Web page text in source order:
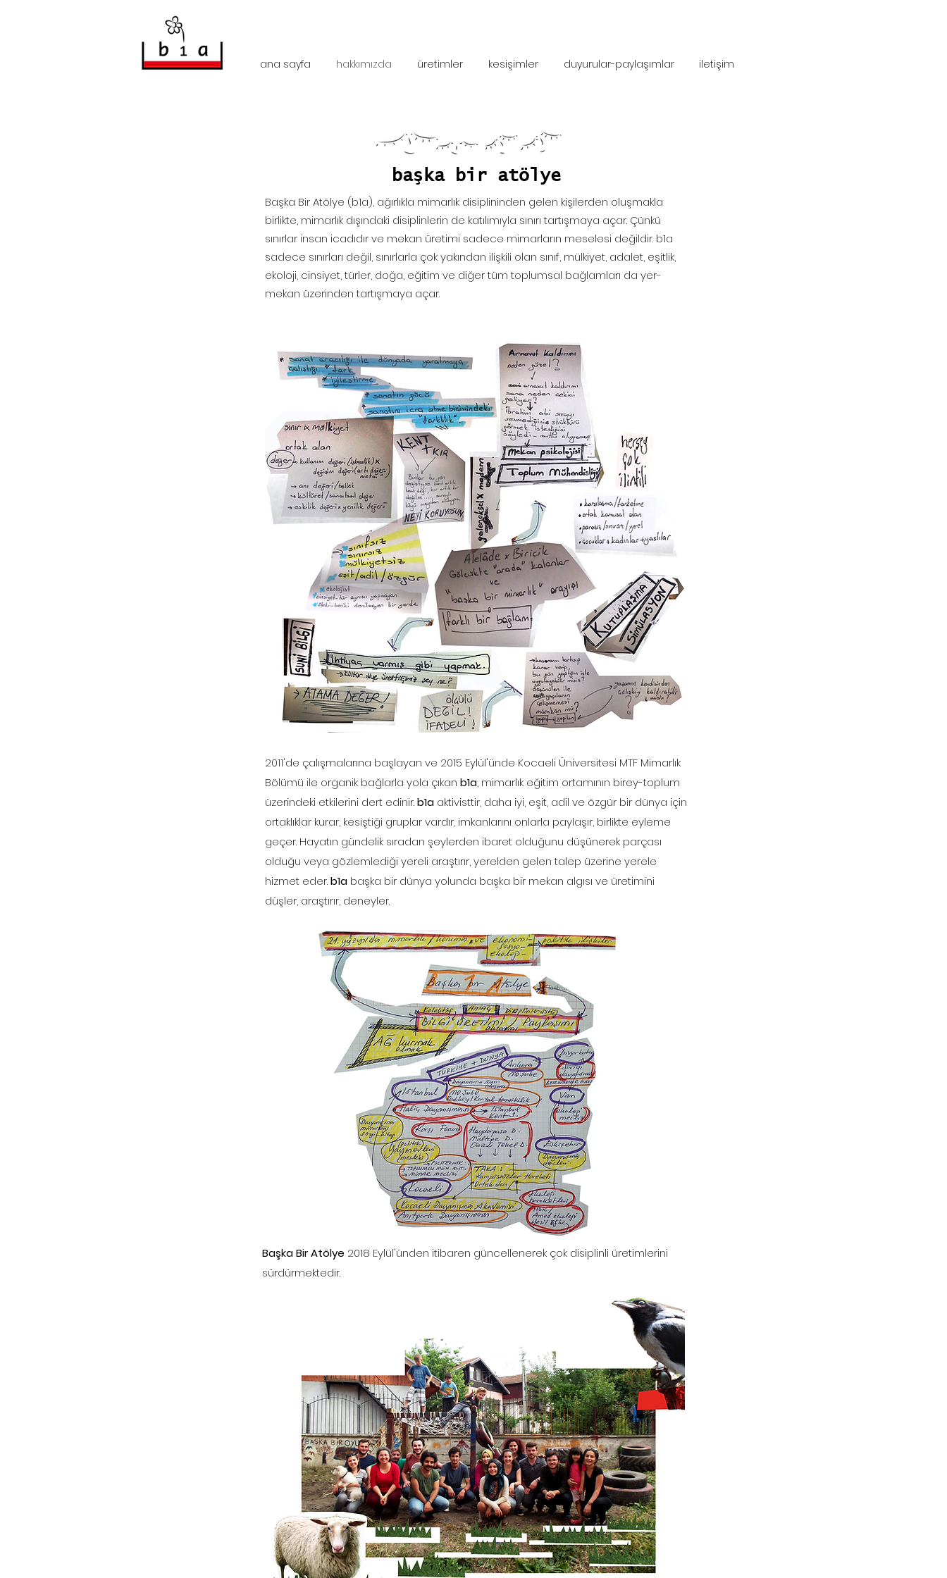
ana sayfa hakkımızda üretimler kesişimler duyurular-paylaşımlar iletişim
başka bir atölye
Başka Bir Atölye (b1a), ağırlıkla mimarlık disiplininden gelen kişilerden oluşmakla
birlikte, mimarlık dışındaki disiplinlerin de katılımıyla sınırı tartışmaya açar. Çünkü
sınırlar insan icadıdır ve mekan üretimi sadece mimarların meselesi değildir. b1a
sadece sınırları değil, sınırlarla çok yakından ilişkili olan sınıf, mülkiyet, adalet, eşitlik,
ekoloji, cinsiyet, türler, doğa, eğitim ve diğer tüm toplumsal bağlamları da yer-
mekan üzerinden tartışmaya açar.
2011'de çalışmalarına başlayan ve 2015 Eylül'ünde Kocaeli Üniversitesi MTF Mimarlık
Bölümü ile organik bağlarla yola çıkan b1a, mimarlık eğitim ortamının birey-toplum
üzerindeki etkilerini dert edinir.b1a aktivisttir, daha iyi, eşit, adil ve özgür bir dünya için
ortaklıklar kurar, kesiştiği gruplar vardır, imkanlarını onlarla paylaşır, birlikte eyleme
geçer. Hayatın gündelik sıradan şeylerden ibaret olduğunu düşünerek parçası
olduğu veya gözlemlediği yereli araştırır, yerelden gelen talep üzerine yerele
hizmet eder.b1a başka bir dünya yolunda başka bir mekan algısı ve üretimini
düşler, araştırır, deneyler.
Başka Bir Atölye 2018 Eylül'ünden itibaren güncellenerek çok disiplinli üretimlerini
sürdürmektedir.